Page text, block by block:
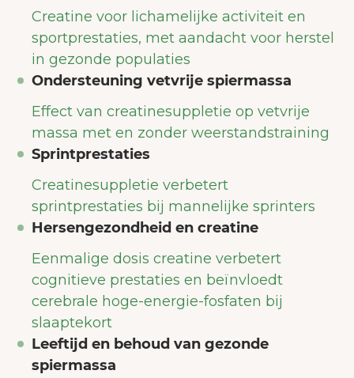
Creatine voor lichamelijke activiteit en
sportprestaties, met aandacht voor herstel
in gezonde populaties
Ondersteuning vetvrije spiermassa
Effect van creatinesuppletie op vetvrije
massa met en zonder weerstandstraining
Sprintprestaties
Creatinesuppletie verbetert
sprintprestaties bij mannelijke sprinters
Hersengezondheid en creatine
Eenmalige dosis creatine verbetert
cognitieve prestaties en beïnvloedt
cerebrale hoge-energie-fosfaten bij
slaaptekort
Leeftijd en behoud van gezonde
spiermassa